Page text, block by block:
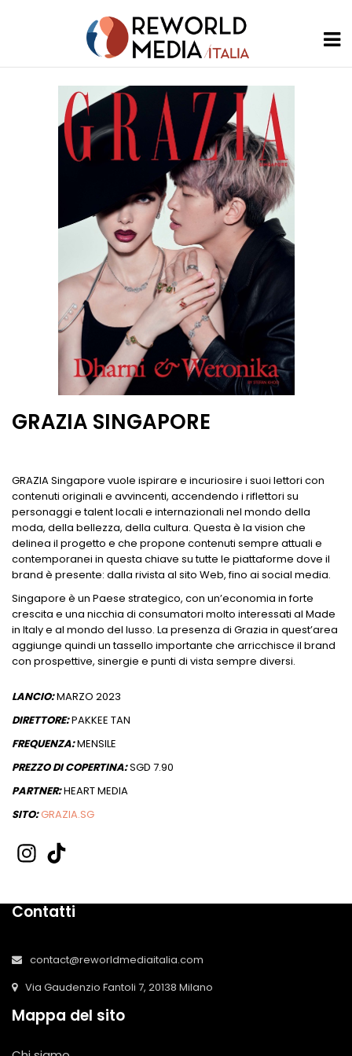
GRAZIA SINGAPORE
GRAZIA Singapore vuole ispirare e incuriosire i suoi lettori con
contenuti originali e avvincenti, accendendo i riflettori su
personaggi e talent locali e internazionali nel mondo della
moda, della bellezza, della cultura. Questa è la vision che
delinea il progetto e che propone contenuti sempre attuali e
contemporanei in questa chiave su tutte le piattaforme dove il
brand è presente: dalla rivista al sito Web, fino ai social media.
Singapore è un Paese strategico, con un’economia in forte
crescita e una nicchia di consumatori molto interessati al Made
in Italy e al mondo del lusso. La presenza di Grazia in quest’area
aggiunge quindi un tassello importante che arricchisce il brand
con prospettive, sinergie e punti di vista sempre diversi.
LANCIO:MARZO 2023
DIRETTORE:PAKKEE TAN
FREQUENZA:MENSILE
PREZZO DI COPERTINA:SGD 7.90
PARTNER:HEART MEDIA
SITO:GRAZIA.SG
Contatti
contact@reworldmediaitalia.com
Via Gaudenzio Fantoli 7, 20138 Milano
Mappa del sito